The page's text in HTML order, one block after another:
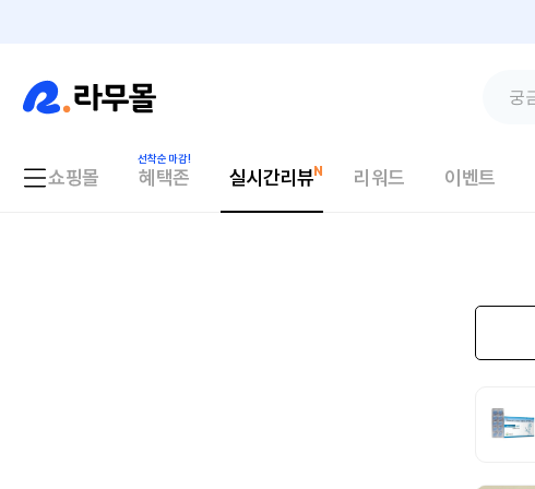
쇼핑몰 혜택존 실시간리뷰 리워드 이벤트